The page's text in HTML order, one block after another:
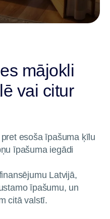
mājokli
vai citur
esoša īpašuma ķīlu
īpašuma iegādi
Latvijā,
īpašumu, un
citā valstī.